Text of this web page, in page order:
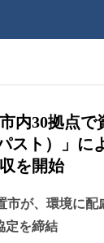
内30拠点で
スト）」に
を開始
が、環境に配
定を締結